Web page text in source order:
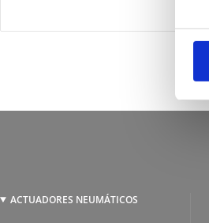
ACTUADORES NEUMÁTICOS